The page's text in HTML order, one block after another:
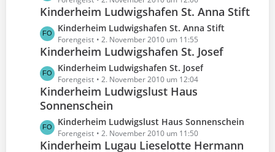
r
ä
g
e
B
e
i
r
ä
g
e
t
z
t
e
e
i
t
r
ä
g
e
Kinderheim Ludwigshafen St. Anna Stift
L
e
t
z
t
e
B
e
i
Kinderheim Ludwigshafen St. Anna Stift
Forengeist 2. November 2010 um 11:55
Kinderheim Ludwigshafen St. Josef
L
e
t
z
e
B
Kinderheim Ludwigshafen St. Josef
Forengeist 2. November 2010 um 12:04
Kinderheim Ludwigslust Haus
Sonnenschein
L
e
t
Kinderheim Ludwigslust Haus Sonnenschein
Forengeist 2. November 2010 um 11:50
Kinderheim Lugau Lieselotte Hermann